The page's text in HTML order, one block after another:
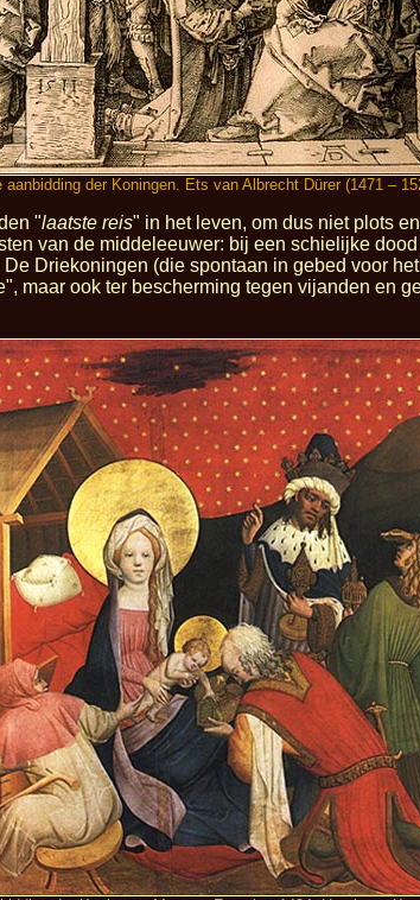
aanbidding der Koningen. Ets van Albrecht Dürer (1471 –
"laatste reis" in het leven, om dus niet plots
van de middeleeuwer: bij een schielijke
Driekoningen (die spontaan in gebed voor
maar ook ter bescherming tegen vijanden en